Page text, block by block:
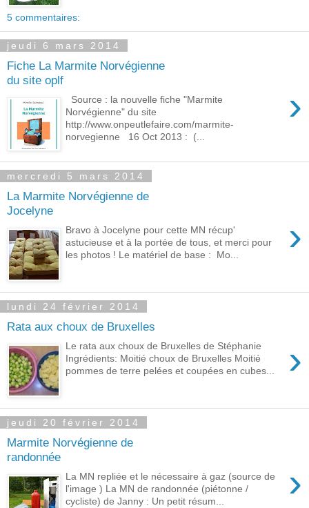
5 commentaires:
jeudi 6 mars 2014
Fiche La Marmite Norvégienne
du site oplf
›
Source : la nouvelle fiche "Marmite
Norvégienne" du site
http://www.onpeutlefaire.com/marmite-
norvegienne 16 Oct 2013 : (...
mercredi 5 mars 2014
La Marmite Norvégienne de
Jocelyne
›
Bravo à Jocelyne pour cette MN récup'
astucieuse et à la portée de tous, et merci pour
les photos ! Le matériel de base : Mo...
lundi 24 février 2014
Rata aux choux de Bruxelles
›
Le rata aux choux de Bruxelles de Stéphanie
Ingrédients: Moitié choux de Bruxelles Moitié
pommes de terre pelées et coupées en cubes...
jeudi 20 février 2014
Marmite Norvégienne de
randonnée
›
La MN repliée et le nécessaire à gaz (source de
l'image ) La MN de randonnée (piétonne /
cycliste) de Janny : Un petit résum...